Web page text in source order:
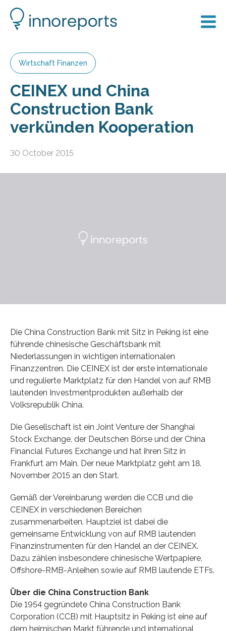
Wirtschaft Finanzen
CEINEX und China
Construction Bank
verkünden Kooperation
30 October 2015
Die China Construction Bank mit Sitz in Peking ist eine
führende chinesische Geschäftsbank mit
Niederlassungen in wichtigen internationalen
Finanzzentren. Die CEINEX ist der erste internationale
und regulierte Marktplatz für den Handel von auf RMB
lautenden Investmentprodukten außerhalb der
Volksrepublik China.
Die Gesellschaft ist ein Joint Venture der Shanghai
Stock Exchange, der Deutschen Börse und der China
Financial Futures Exchange und hat ihren Sitz in
Frankfurt am Main. Der neue Marktplatz geht am 18.
November 2015 an den Start.
Gemäß der Vereinbarung werden die CCB und die
CEINEX in verschiedenen Bereichen
zusammenarbeiten. Hauptziel ist dabei die
gemeinsame Entwicklung von auf RMB lautenden
Finanzinstrumenten für den Handel an der CEINEX.
Dazu zählen insbesondere chinesische Wertpapiere,
Offshore-RMB-Anleihen sowie auf RMB lautende ETFs.
Über die China Construction Bank
Die 1954 gegründete China Construction Bank
Corporation (CCB) mit Hauptsitz in Peking ist eine auf
dem heimischen Markt führende und international